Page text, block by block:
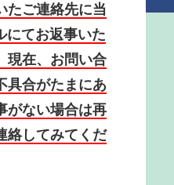
たご連絡先に当
にてお返事いた
現在、お問い合
具合がたまにあ
がない場合は再
絡してみてくだ